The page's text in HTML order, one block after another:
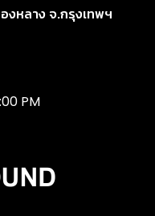
งหลาง จ.กรุงเทพฯ
PM